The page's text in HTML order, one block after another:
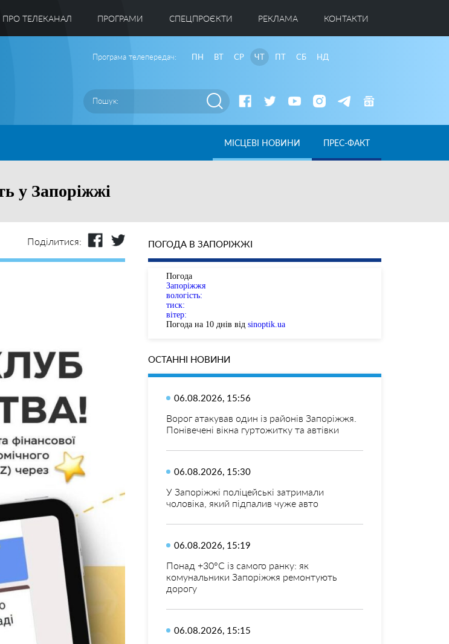
ПРО ТЕЛЕКАНАЛ ПРОГРАМИ CПЕЦПРОЄКТИ РЕКЛАМА КОНТАКТИ
Програма телепередач: ПН ВТ СР ЧТ ПТ СБ НД
МІСЦЕВІ НОВИНИ ПРЕС-ФАКТ
у Запоріжжі
Поділитися: ПОГОДА В ЗАПОРІЖЖІ
Погода
Запоріжжя
вологість:
тиск:
вітер:
Погода на 10 днів від sinoptik.ua
ОСТАННІ НОВИНИ
06.08.2026, 15:56
Ворог атакував один із районів Запоріжжя.
Понівечені вікна гуртожитку та автівки
06.08.2026, 15:30
У Запоріжжі поліцейські затримали
чоловіка, який підпалив чуже авто
06.08.2026, 15:19
Понад +30°C із самого ранку: як
комунальники Запоріжжя ремонтують
дорогу
06.08.2026, 15:15